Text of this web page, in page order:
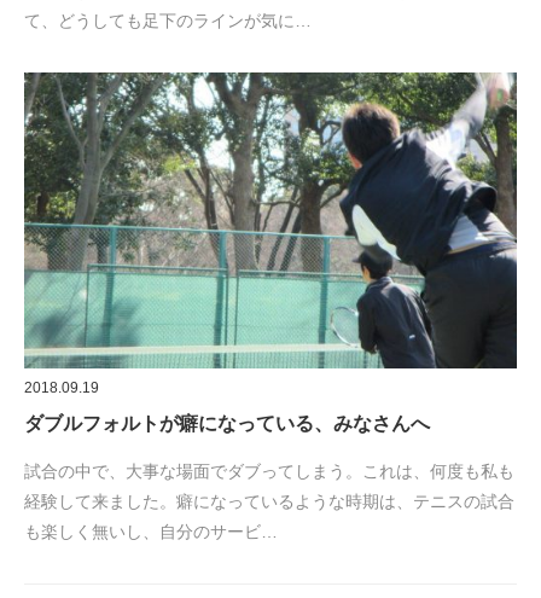
て、どうしても足下のラインが気に…
2018.09.19
ダブルフォルトが癖になっている、みなさんへ
試合の中で、大事な場面でダブってしまう。これは、何度も私も
経験して来ました。癖になっているような時期は、テニスの試合
も楽しく無いし、自分のサービ…